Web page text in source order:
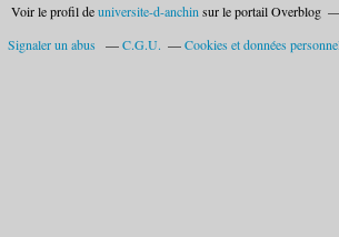
Voir le profil deuniversite-d-anchinsur le portail Overblog
Signaler un abus
C.G.U. Cookies et données